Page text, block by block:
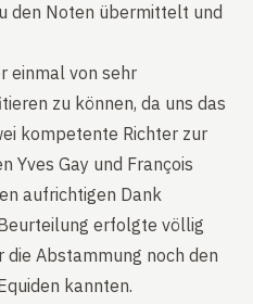
den Noten übermittelt und
einmal von sehr
zu können, da uns das
kompetente Richter zur
Yves Gay und François
aufrichtigen Dank
erfolgte völlig
die Abstammung noch den
kannten.